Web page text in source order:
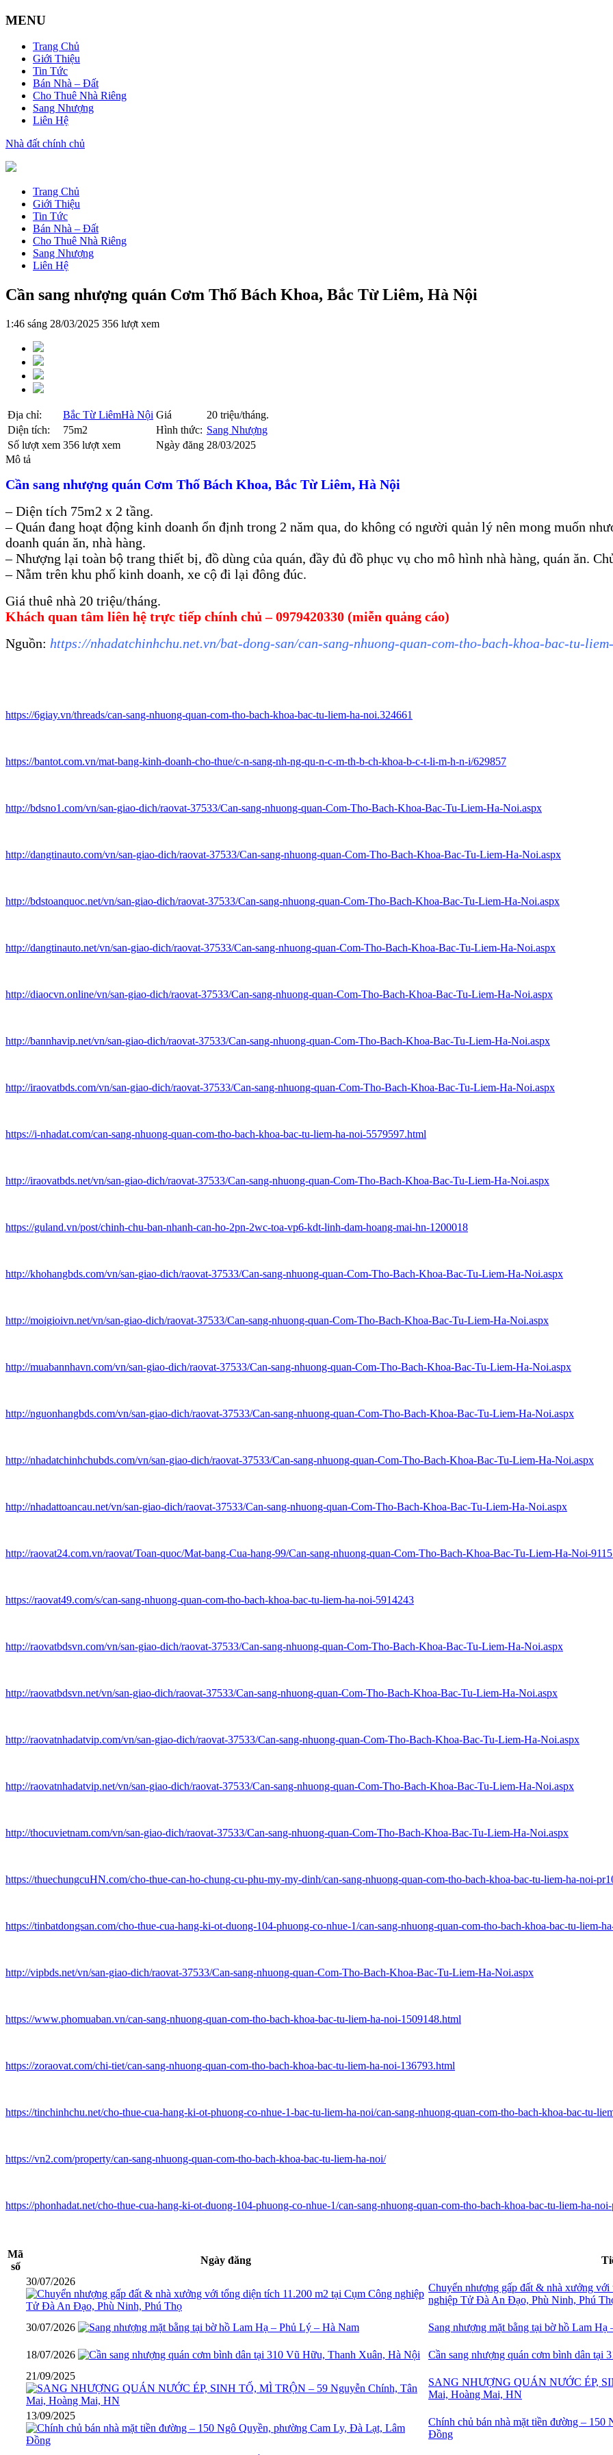
MENU
Trang Chủ
Giới Thiệu
Tin Tức
Bán Nhà – Đất
Cho Thuê Nhà Riêng
Sang Nhượng
Liên Hệ
Nhà đất chính chủ
Trang Chủ
Giới Thiệu
Tin Tức
Bán Nhà – Đất
Cho Thuê Nhà Riêng
Sang Nhượng
Liên Hệ
Cần sang nhượng quán Cơm Thố Bách Khoa, Bắc Từ Liêm, Hà Nội
1:46 sáng 28/03/2025 356 lượt xem
Địa chỉ: Bắc Từ LiêmHà Nội Giá
20 triệu/tháng.
Diện tích:
75m2 Hình thức: Sang Nhượng
Số lượt xem 356 lượt xem Ngày đăng 28/03/2025
Mô tả
Cần sang nhượng quán Cơm Thố Bách Khoa, Bắc Từ Liêm, Hà Nội
– Diện tích 75m2 x 2 tầng.
– Quán đang hoạt động kinh doanh ổn định trong 2 năm qua, do không có người quản lý nên mong muốn
doanh quán ăn, nhà hàng.
– Nhượng lại toàn bộ trang thiết bị, đồ dùng của quán, đầy đủ đồ phục vụ cho mô hình nhà hàng, quán ăn.
– Nằm trên khu phố kinh doanh, xe cộ đi lại đông đúc.
Giá thuê nhà 20 triệu/tháng.
Khách quan tâm liên hệ trực tiếp chính chủ – 0979420330 (miễn quảng cáo)
Nguồn: https://nhadatchinhchu.net.vn/bat-dong-san/can-sang-nhuong-quan-com-tho-bach-khoa-bac-tu-
https://6giay.vn/threads/can-sang-nhuong-quan-com-tho-bach-khoa-bac-tu-liem-ha-noi.324661
https://bantot.com.vn/mat-bang-kinh-doanh-cho-thue/c-n-sang-nh-ng-qu-n-c-m-th-b-ch-khoa-b-c-t-li-m-h-n-i/629857
http://bdsno1.com/vn/san-giao-dich/raovat-37533/Can-sang-nhuong-quan-Com-Tho-Bach-Khoa-Bac-Tu-Liem-Ha-Noi.aspx
http://dangtinauto.com/vn/san-giao-dich/raovat-37533/Can-sang-nhuong-quan-Com-Tho-Bach-Khoa-Bac-Tu-Liem-Ha-Noi.aspx
http://bdstoanquoc.net/vn/san-giao-dich/raovat-37533/Can-sang-nhuong-quan-Com-Tho-Bach-Khoa-Bac-Tu-Liem-Ha-Noi.aspx
http://dangtinauto.net/vn/san-giao-dich/raovat-37533/Can-sang-nhuong-quan-Com-Tho-Bach-Khoa-Bac-Tu-Liem-Ha-Noi.aspx
http://diaocvn.online/vn/san-giao-dich/raovat-37533/Can-sang-nhuong-quan-Com-Tho-Bach-Khoa-Bac-Tu-Liem-Ha-Noi.aspx
http://bannhavip.net/vn/san-giao-dich/raovat-37533/Can-sang-nhuong-quan-Com-Tho-Bach-Khoa-Bac-Tu-Liem-Ha-Noi.aspx
http://iraovatbds.com/vn/san-giao-dich/raovat-37533/Can-sang-nhuong-quan-Com-Tho-Bach-Khoa-Bac-Tu-Liem-Ha-Noi.aspx
https://i-nhadat.com/can-sang-nhuong-quan-com-tho-bach-khoa-bac-tu-liem-ha-noi-5579597.html
http://iraovatbds.net/vn/san-giao-dich/raovat-37533/Can-sang-nhuong-quan-Com-Tho-Bach-Khoa-Bac-Tu-Liem-Ha-Noi.aspx
https://guland.vn/post/chinh-chu-ban-nhanh-can-ho-2pn-2wc-toa-vp6-kdt-linh-dam-hoang-mai-hn-1200018
http://khohangbds.com/vn/san-giao-dich/raovat-37533/Can-sang-nhuong-quan-Com-Tho-Bach-Khoa-Bac-Tu-Liem-Ha-Noi.aspx
http://moigioivn.net/vn/san-giao-dich/raovat-37533/Can-sang-nhuong-quan-Com-Tho-Bach-Khoa-Bac-Tu-Liem-Ha-Noi.aspx
http://muabannhavn.com/vn/san-giao-dich/raovat-37533/Can-sang-nhuong-quan-Com-Tho-Bach-Khoa-Bac-Tu-Liem-Ha-Noi.aspx
http://nguonhangbds.com/vn/san-giao-dich/raovat-37533/Can-sang-nhuong-quan-Com-Tho-Bach-Khoa-Bac-Tu-Liem-Ha-Noi.aspx
http://nhadatchinhchubds.com/vn/san-giao-dich/raovat-37533/Can-sang-nhuong-quan-Com-Tho-Bach-Khoa-Bac-Tu-Liem-Ha-Noi.aspx
http://nhadattoancau.net/vn/san-giao-dich/raovat-37533/Can-sang-nhuong-quan-Com-Tho-Bach-Khoa-Bac-Tu-Liem-Ha-Noi.aspx
http://raovat24.com.vn/raovat/Toan-quoc/Mat-bang-Cua-hang-99/Can-sang-nhuong-quan-Com-Tho-Bach-Khoa-Bac-Tu-Liem-Ha-Noi-
https://raovat49.com/s/can-sang-nhuong-quan-com-tho-bach-khoa-bac-tu-liem-ha-noi-5914243
http://raovatbdsvn.com/vn/san-giao-dich/raovat-37533/Can-sang-nhuong-quan-Com-Tho-Bach-Khoa-Bac-Tu-Liem-Ha-Noi.aspx
http://raovatbdsvn.net/vn/san-giao-dich/raovat-37533/Can-sang-nhuong-quan-Com-Tho-Bach-Khoa-Bac-Tu-Liem-Ha-Noi.aspx
http://raovatnhadatvip.com/vn/san-giao-dich/raovat-37533/Can-sang-nhuong-quan-Com-Tho-Bach-Khoa-Bac-Tu-Liem-Ha-Noi.aspx
http://raovatnhadatvip.net/vn/san-giao-dich/raovat-37533/Can-sang-nhuong-quan-Com-Tho-Bach-Khoa-Bac-Tu-Liem-Ha-Noi.aspx
http://thocuvietnam.com/vn/san-giao-dich/raovat-37533/Can-sang-nhuong-quan-Com-Tho-Bach-Khoa-Bac-Tu-Liem-Ha-Noi.aspx
https://thuechungcuHN.com/cho-thue-can-ho-chung-cu-phu-my-my-dinh/can-sang-nhuong-quan-com-tho-bach-khoa-bac-tu-liem-ha-noi-
https://tinbatdongsan.com/cho-thue-cua-hang-ki-ot-duong-104-phuong-co-nhue-1/can-sang-nhuong-quan-com-tho-bach-khoa-bac-tu-liem-
http://vipbds.net/vn/san-giao-dich/raovat-37533/Can-sang-nhuong-quan-Com-Tho-Bach-Khoa-Bac-Tu-Liem-Ha-Noi.aspx
https://www.phomuaban.vn/can-sang-nhuong-quan-com-tho-bach-khoa-bac-tu-liem-ha-noi-1509148.html
https://zoraovat.com/chi-tiet/can-sang-nhuong-quan-com-tho-bach-khoa-bac-tu-liem-ha-noi-136793.html
https://tinchinhchu.net/cho-thue-cua-hang-ki-ot-phuong-co-nhue-1-bac-tu-liem-ha-noi/can-sang-nhuong-quan-com-tho-bach-khoa-bac-tu-
https://vn2.com/property/can-sang-nhuong-quan-com-tho-bach-khoa-bac-tu-liem-ha-noi/
https://phonhadat.net/cho-thue-cua-hang-ki-ot-duong-104-phuong-co-nhue-1/can-sang-nhuong-quan-com-tho-bach-khoa-bac-tu-liem-ha-
Mã
số
Ngày đăng
30/07/2026
Chuyển nhượng gấp đất & nhà xưởng
nghiệp Tử Đà An Đạo, Phù Ninh, Phú
30/07/2026 Sang nhượng mặt bằng tại bờ hồ Lam
18/07/2026
Cần sang nhượng quán cơm bình dân
21/09/2025
SANG NHƯỢNG QUÁN NƯỚC ÉP,
Mai, Hoàng Mai, HN
13/09/2025
Chính chủ bán nhà mặt tiền đường –
Đồng